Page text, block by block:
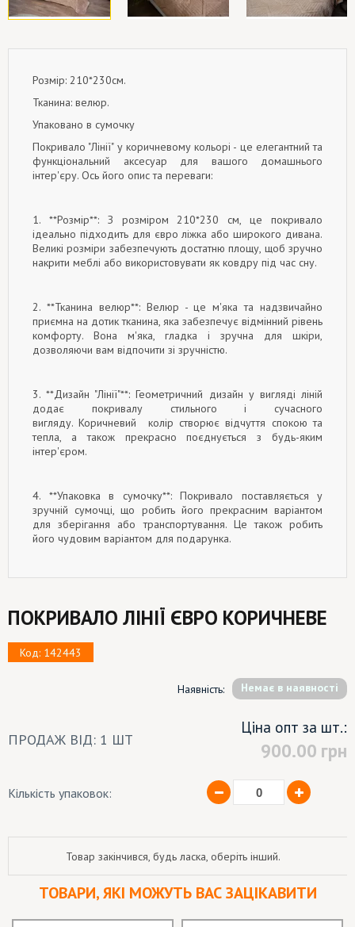
Розмір: 210*230см.
Тканина: велюр.
Упаковано в сумочку
Покривало "Лінії" у коричневому кольорі - це елегантний та
функціональний аксесуар для вашого домашнього
інтер'єру. Ось його опис та переваги:
1. **Розмір**: З розміром 210*230 см, це покривало
ідеально підходить для євро ліжка або широкого дивана.
Великі розміри забезпечують достатню площу, щоб зручно
накрити меблі або використовувати як ковдру під час сну.
2. **Тканина велюр**: Велюр - це м'яка та надзвичайно
приємна на дотик тканина, яка забезпечує відмінний рівень
комфорту. Вона м'яка, гладка і зручна для шкіри,
дозволяючи вам відпочити зі зручністю.
3. **Дизайн "Лінії"**: Геометричний дизайн у вигляді ліній
додає покривалу стильного і сучасного
вигляду.Коричневий
колір створює відчуття спокою та
тепла, а також прекрасно поєднується з будь-яким
інтер'єром.
4. **Упаковка в сумочку**: Покривало поставляється у
зручній сумочці, що робить його прекрасним варіантом
для зберігання або транспортування. Це також робить
його чудовим варіантом для подарунка.
ПОКРИВАЛО ЛІНІЇ ЄВРО КОРИЧНЕВЕ
Код: 142443
Наявність: Немає в наявності
ПРОДАЖ ВІД: 1 ШТ
Ціна опт за шт.:
900.00 грн
Кількість упаковок:
Товар закінчився, будь ласка, оберіть інший.
ТОВАРИ, ЯКІ МОЖУТЬ ВАС ЗАЦІКАВИТИ